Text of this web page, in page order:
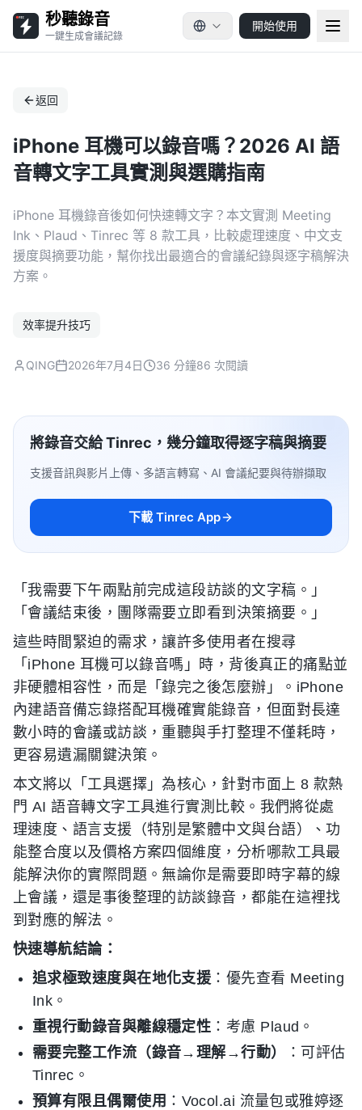
秒聽錄音
一鍵生成會議記錄
開始使用
返回
iPhone 耳機可以錄音嗎？2026 AI 語
音轉文字工具實測與選購指南
iPhone 耳機錄音後如何快速轉文字？本文實測 Meeting
Ink、Plaud、Tinrec 等 8 款工具，比較處理速度、中文支
援度與摘要功能，幫你找出最適合的會議紀錄與逐字稿解決
方案。
效率提升技巧
QING 2026年7月4日 36 分鐘86 次閱讀
將錄音交給 Tinrec，幾分鐘取得逐字稿與摘要
支援音訊與影片上傳、多語言轉寫、AI 會議紀要與待辦擷取
下載 Tinrec App
「我需要下午兩點前完成這段訪談的文字稿。」
「會議結束後，團隊需要立即看到決策摘要。」
這些時間緊迫的需求，讓許多使用者在搜尋
「iPhone 耳機可以錄音嗎」時，背後真正的痛點並
非硬體相容性，而是「錄完之後怎麼辦」。iPhone
內建語音備忘錄搭配耳機確實能錄音，但面對長達
數小時的會議或訪談，重聽與手打整理不僅耗時，
更容易遺漏關鍵決策。
本文將以「工具選擇」為核心，針對市面上 8 款熱
門 AI 語音轉文字工具進行實測比較。我們將從處
理速度、語言支援（特別是繁體中文與台語）、功
能整合度以及價格方案四個維度，分析哪款工具最
能解決你的實際問題。無論你是需要即時字幕的線
上會議，還是事後整理的訪談錄音，都能在這裡找
到對應的解法。
快速導航結論：
追求極致速度與在地化支援 ：優先查看 Meeting
Ink。
重視行動錄音與離線穩定性 ：考慮 Plaud。
需要完整工作流（錄音→理解→行動）
：可評估
Tinrec。
預算有限且偶爾使用 ：Vocol.ai 流量包或雅婷逐